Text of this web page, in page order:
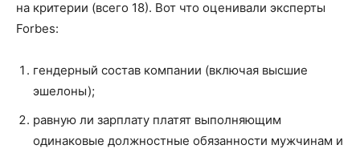
на критерии (всего 18). Вот что оценивали эксперты
Forbes:
гендерный состав компании (включая высшие
эшелоны);
равную ли зарплату платят выполняющим
одинаковые должностные обязанности мужчинам и